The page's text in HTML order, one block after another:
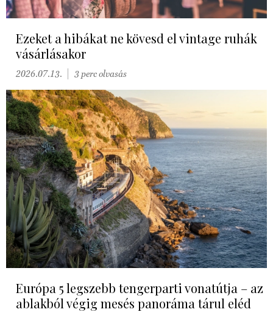
Ezeket a hibákat ne kövesd el vintage ruhák
vásárlásakor
2026.07.13. 3 perc olvasás
Európa 5 legszebb tengerparti vonatútja – az
ablakból végig mesés panoráma tárul eléd